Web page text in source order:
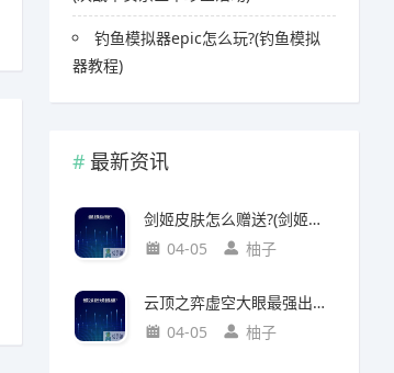
钓鱼模拟器epic怎么玩?(钓鱼模拟
器教程)
最新资讯
剑姬皮肤怎么赠送?(剑姬皮肤怎么赠送给别人)
04-05
柚子
云顶之弈虚空大眼最强出装?(云顶之弈虚空之眼出装)
04-05
柚子